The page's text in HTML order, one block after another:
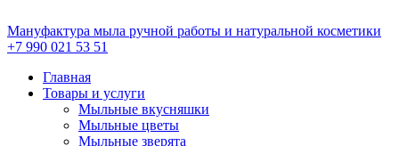
к
содержимому
Мануфактура мыла ручной работы и натуральной косметики
+7 990 021 53 51
Главная
Товары и услуги
Мыльные вкусняшки
Мыльные цветы
Мыльные зверята